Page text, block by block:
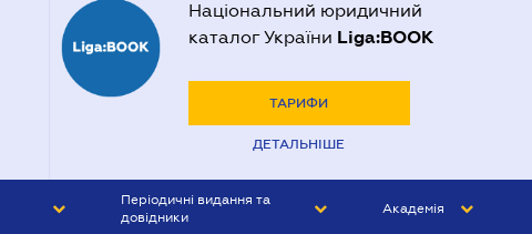
Національний юридичний
каталог України Liga:BOOK
ТАРИФИ
ДЕТАЛЬНІШЕ
Періодичні видання та
довідники
Академія